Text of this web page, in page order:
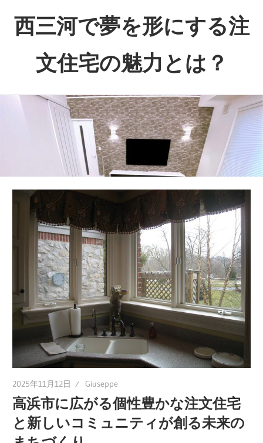
へ
西三河で夢を形にする注
文住宅の魅力とは？
を
こ
に
特
別
な
2025年11月12日 Giuseppe
高浜市に広がる個性豊かな注文住宅
と新しいコミュニティが創る未来の